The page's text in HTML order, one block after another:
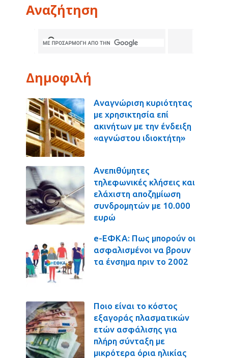
Αναζήτηση
Δημοφιλή
Αναγνώριση κυριότητας
με χρησικτησία επί
ακινήτων με την ένδειξη
«αγνώστου ιδιοκτήτη»
Ανεπιθύμητες
τηλεφωνικές κλήσεις και
ελάχιστη αποζημίωση
συνδρομητών με 10.000
ευρώ
e-ΕΦΚΑ: Πως μπορούν οι
ασφαλισμένοι να βρουν
τα ένσημα πριν το 2002
Ποιο είναι το κόστος
εξαγοράς πλασματικών
ετών ασφάλισης για
πλήρη σύνταξη με
μικρότερα όρια ηλικίας